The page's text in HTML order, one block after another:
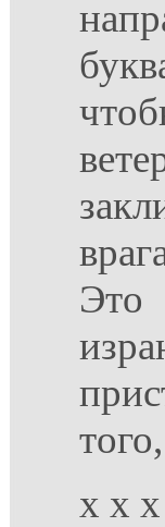
Это
x x x